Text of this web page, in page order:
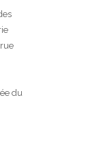
du